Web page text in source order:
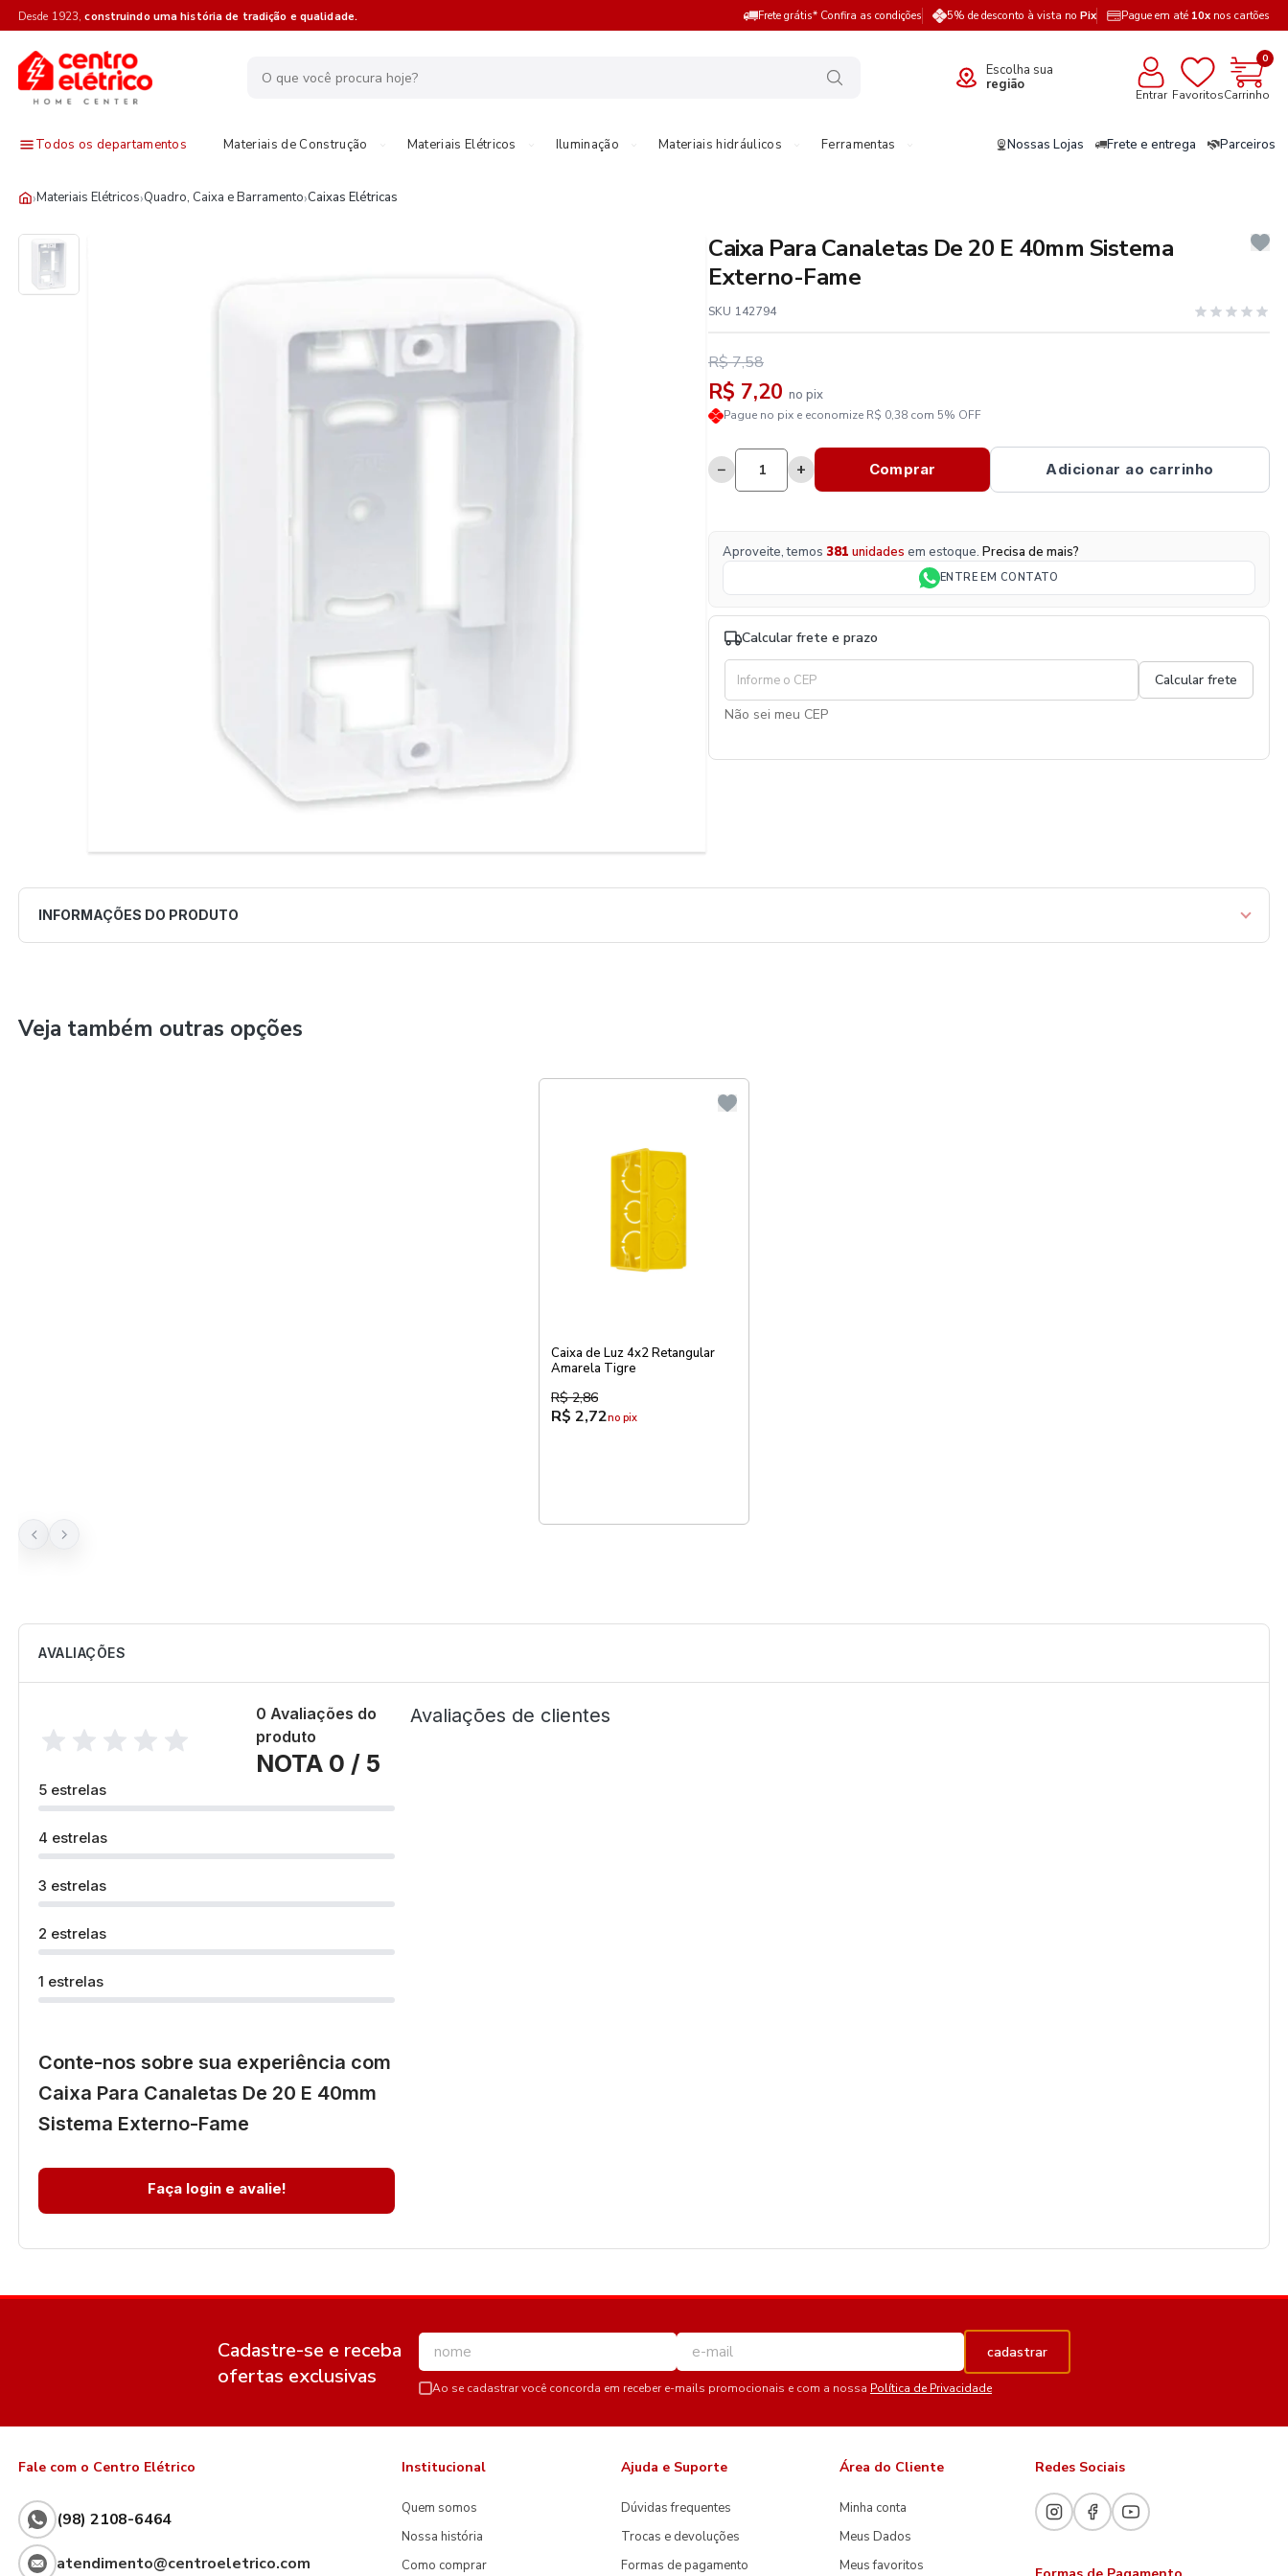
Desde 1923,construindo uma história de tradição e qualidade. Frete grátis* Confira as condições 5% de desconto à vista no Pix Pague em até 10x nos cartões
Escolha sua
região
Entrar Favoritos
0
Carrinho
Todos os departamentos Materiais de Construção Materiais Elétricos Iluminação Materiais hidráulicos Ferramentas Nossas Lojas Frete e entrega Parceiros
›Materiais Elétricos›Quadro, Caixa e Barramento›Caixas Elétricas
Caixa Para Canaletas De 20 E 40mm Sistema
Externo-Fame
SKU 142794
R$ 7,58
R$ 7,20 no pix
Pague no pix e economize R$ 0,38 com 5% OFF
− + Comprar Adicionar ao carrinho
Aproveite, temos 381 unidades em estoque. Precisa de mais?
ENTRE EM CONTATO
Calcular frete e prazo
Não sei meu CEP
INFORMAÇÕES DO PRODUTO
Veja também outras opções
Caixa de Luz 4x2 Retangular
Amarela Tigre
R$ 2,86
R$ 2,72no pix
AVALIAÇÕES
0 Avaliações do
produto
NOTA 0 / 5
5 estrelas
4 estrelas
3 estrelas
2 estrelas
1 estrelas
Conte-nos sobre sua experiência com
Caixa Para Canaletas De 20 E 40mm
Sistema Externo-Fame
Faça login e avalie!
Avaliações de clientes
Cadastre-se e receba
ofertas exclusivas
cadastrar
Ao se cadastrar você concorda em receber e-mails promocionais e com a nossa Política de Privacidade
Fale com o Centro Elétrico
(98) 2108-6464
atendimento@centroeletrico.com
Institucional
Quem somos
Nossa história
Como comprar
Ajuda e Suporte
Dúvidas frequentes
Trocas e devoluções
Formas de pagamento
Área do Cliente
Minha conta
Meus Dados
Meus favoritos
Redes Sociais